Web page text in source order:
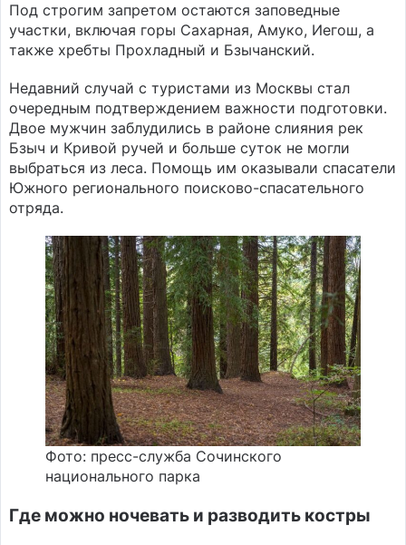
Под строгим запретом остаются заповедные
участки, включая горы Сахарная, Амуко, Иегош, а
также хребты Прохладный и Бзычанский.
Недавний случай с туристами из Москвы стал
очередным подтверждением важности подготовки.
Двое мужчин заблудились в районе слияния рек
Бзыч и Кривой ручей и больше суток не могли
выбраться из леса. Помощь им оказывали спасатели
Южного регионального поисково-спасательного
отряда.
Фото: пресс-служба Сочинского
национального парка
Где можно ночевать и разводить костры